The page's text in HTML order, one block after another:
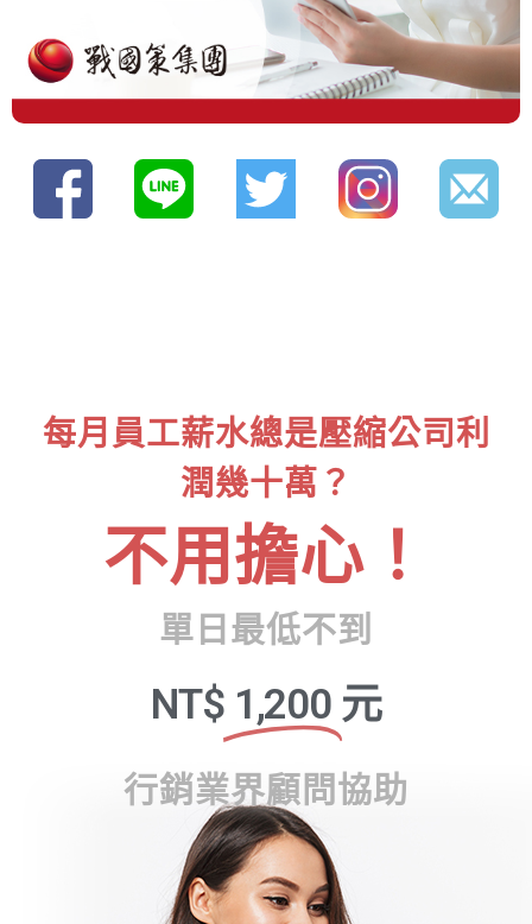
每月員工薪水總是壓縮公司利
潤幾十萬？
不用擔心！
單日最低不到
NT$ 1,200 元
行銷業界顧問協助